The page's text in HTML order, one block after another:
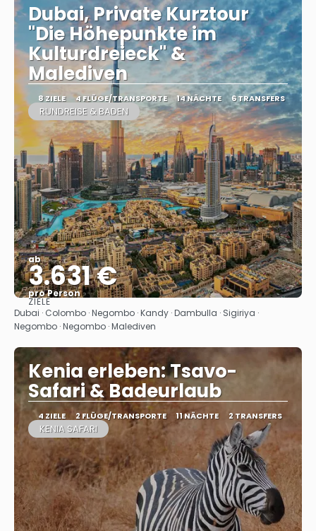
Dubai, Private Kurztour
"Die Höhepunkte im
Kulturdreieck" &
Malediven
8 ZIELE 4 FLÜGE/TRANSPORTE 14 NÄCHTE 6 TRANSFERS
RUNDREISE & BADEN
ab
3.631 €
pro Person
Sehen
ZIELE
Dubai · Colombo · Negombo · Kandy · Dambulla · Sigiriya ·
Negombo · Negombo · Malediven
Kenia erleben: Tsavo-
Safari & Badeurlaub
4 ZIELE 2 FLÜGE/TRANSPORTE 11 NÄCHTE 2 TRANSFERS
KENIA SAFARI